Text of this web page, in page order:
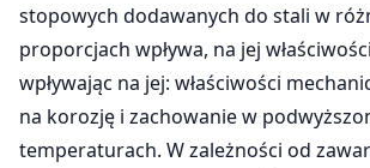
stopowych dodawanych do stali w
proporcjach wpływa, na jej
wpływając na jej: właściwości
na korozję i zachowanie w
temperaturach. W zależności od